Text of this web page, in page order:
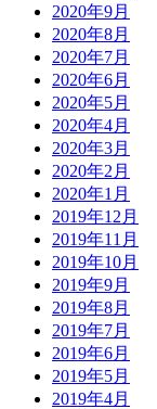
2020年9月
2020年8月
2020年7月
2020年6月
2020年5月
2020年4月
2020年3月
2020年2月
2020年1月
2019年12月
2019年11月
2019年10月
2019年9月
2019年8月
2019年7月
2019年6月
2019年5月
2019年4月